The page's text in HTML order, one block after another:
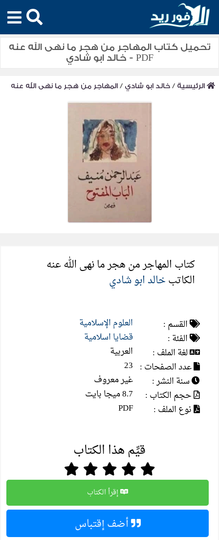
تحميل كتاب المهاجر من هجر ما نهى الله عنه
PDF - خالد ابو شادي
الرئيسية /خالد ابو شادي /المهاجر من هجر ما نهى الله عنه
كتاب المهاجر من هجر ما نهى الله عنه
الكاتبخالد ابو شادي
القسم :
العلوم الإسلامية
الفئة :
قضايا اسلامية
لغة الملف :
العربية
عدد الصفحات : 23
سنة النشر :
غير معروف
حجم الكتاب :
8.7 ميجا بايت
نوع الملف :
PDF
قيِّم هذا الكتاب
إقرأ الكتاب
أضف إقتباس